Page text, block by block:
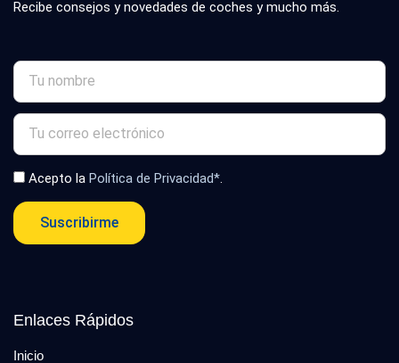
Recibe consejos y novedades de coches y mucho más.
Acepto la Política de Privacidad*
Suscribirme
Enlaces Rápidos
Inicio